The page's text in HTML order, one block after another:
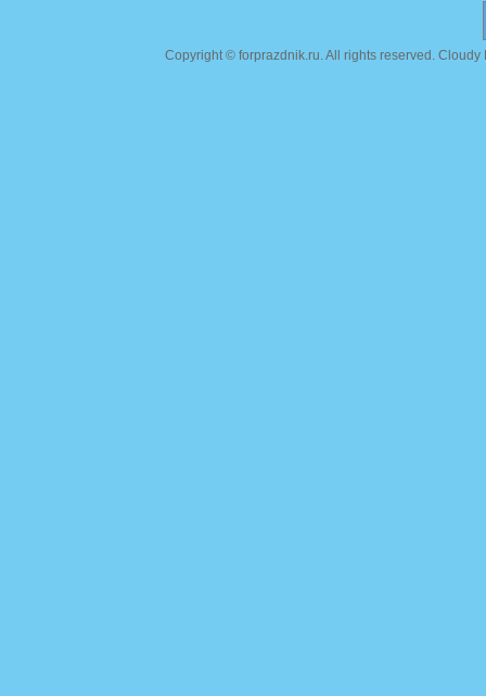
Copyright © forprazdnik.ru. All rights reserved.